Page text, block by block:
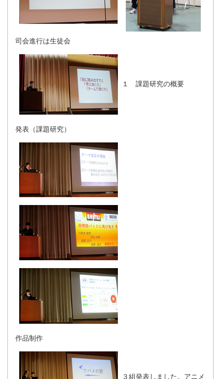
司会進行は生徒会
１ 課題研究の概要
発表（課題研究）
作品制作
３組発表しました。アニメ